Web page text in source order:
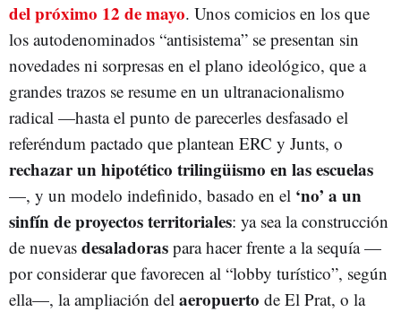
del próximo 12 de mayo. Unos comicios en los que
los autodenominados “antisistema” se presentan sin
novedades ni sorpresas en el plano ideológico, que a
grandes trazos se resume en un ultranacionalismo
radical —hasta el punto de parecerles desfasado el
referéndum pactado que plantean ERC y Junts, o
rechazar un hipotético trilingüismo en las escuelas
—, y un modelo indefinido, basado en el ‘no’ a un
sinfín de proyectos territoriales: ya sea la construcción
de nuevas desaladoras para hacer frente a la sequía —
por considerar que favorecen al “lobby turístico”, según
ella—, la ampliación del aeropuerto de El Prat, o la